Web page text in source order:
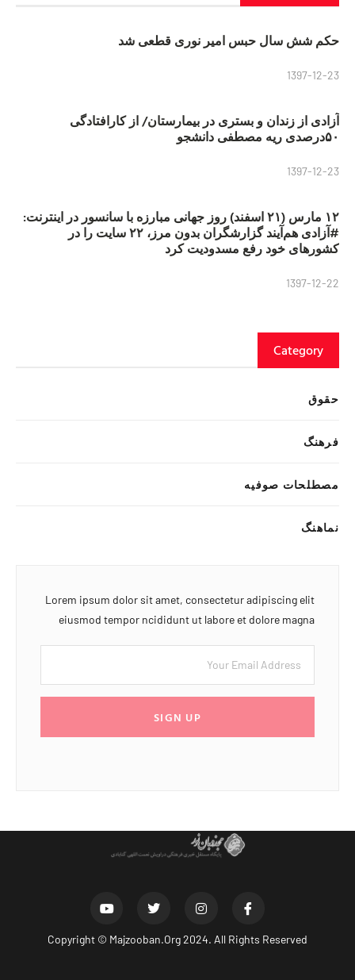
حکم شش سال حبس امیر نوری قطعی شد
1397-12-23
آزادی از زندان و بستری در بیمارستان/ از کارافتادگی
۵۰درصدی ریه مصطفی دانشجو
1397-12-23
۱۲ مارس (۲۱ اسفند) روز جهانی مبارزه با سانسور در اینترنت:
#آزادی هم‌آیند گزارشگران‌ بدون مرز، ۲۲ سایت را در
کشورهای خود رفع مسدودیت کرد
1397-12-22
Category
حقوق
فرهنگ
مصطلحات صوفیه
نماهنگ
Lorem ipsum dolor sit amet, consectetur adipiscing elit
eiusmod tempor ncididunt ut labore et dolore magna
SIGN UP
Copyright © Majzooban.Org2024. All Rights Reserved